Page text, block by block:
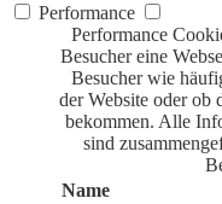
Performance
Performance
Besucher eine
Besucher wie
der Website oder ob
bekommen. Alle
sind
Name